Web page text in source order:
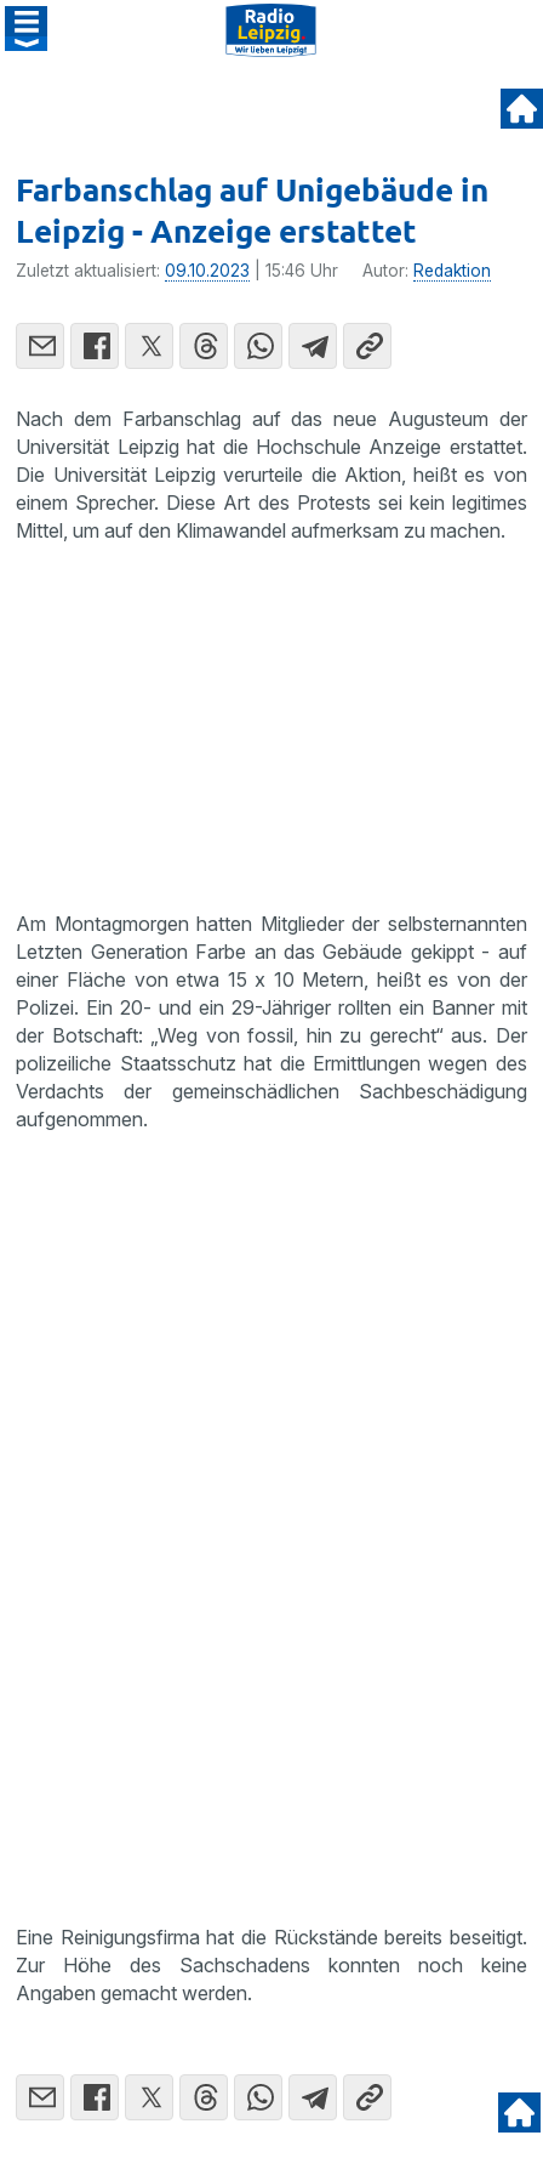
Farbanschlag auf Unigebäude in
Leipzig - Anzeige erstattet
Zuletzt aktualisiert:09.10.2023 | 15:46 Uhr Autor: Redaktion
Nach dem Farbanschlag auf das neue Augusteum der
Universität Leipzig hat die Hochschule Anzeige erstattet.
Die Universität Leipzig verurteile die Aktion, heißt es von
einem Sprecher. Diese Art des Protests sei kein legitimes
Mittel, um auf den Klimawandel aufmerksam zu machen.
Am Montagmorgen hatten Mitglieder der selbsternannten
Letzten Generation Farbe an das Gebäude gekippt - auf
einer Fläche von etwa 15 x 10 Metern, heißt es von der
Polizei. Ein 20- und ein 29-Jähriger rollten ein Banner mit
der Botschaft: „Weg von fossil, hin zu gerecht“ aus. Der
polizeiliche Staatsschutz hat die Ermittlungen wegen des
Verdachts der gemeinschädlichen Sachbeschädigung
aufgenommen.
Eine Reinigungsfirma hat die Rückstände bereits beseitigt.
Zur Höhe des Sachschadens konnten noch keine
Angaben gemacht werden.